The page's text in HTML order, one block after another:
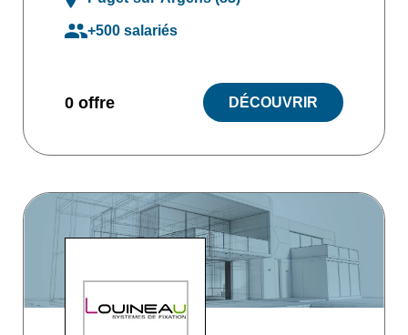
+500 salariés
0 offre DÉCOUVRIR